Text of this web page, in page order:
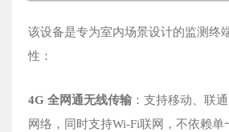
该设备是专为室内场景设计的监测终
性：
4G 全网通无线传输 ：支持移动、联
网络，同时支持Wi-Fi联网，不依赖单